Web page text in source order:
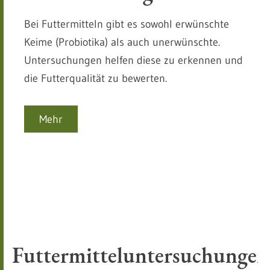
Bei Futtermitteln gibt es sowohl erwünschte
Keime (Probiotika) als auch unerwünschte.
Untersuchungen helfen diese zu erkennen und
die Futterqualität zu bewerten.
Mehr
Futtermitteluntersuchungen